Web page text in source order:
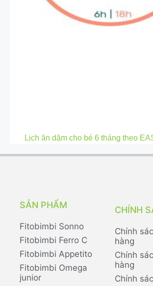
Lịch ăn dặm cho bé 6 tháng theo
SẢN PHẨM
Fitobimbi Sonno
Fitobimbi Ferro C
Fitobimbi Appetito
Fitobimbi Omega
junior
CHÍNH
Chính
hàng
Chính
hàng
Chính